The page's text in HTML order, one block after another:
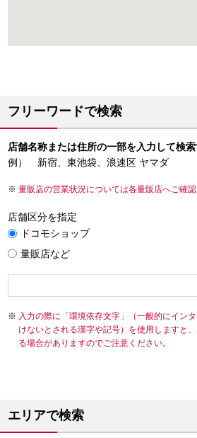
フリーワードで検索
店舗名称または住所の一部を入力して検索
例） 新宿、東池袋、浪速区 ヤマダ
量販店の営業状況については各量販店へご確認
店舗区分を指定
ドコモショップ
量販店など
入力の際に「環境依存文字」（一般的にイン
けないとされる漢字や記号）を使用しますと
る場合がありますのでご注意ください。
エリアで検索